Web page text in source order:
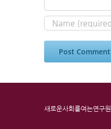
새로운사회를여는연구원